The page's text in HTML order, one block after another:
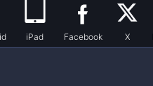
iPad Facebook X